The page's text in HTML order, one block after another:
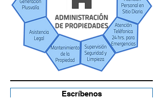
Escríbenos